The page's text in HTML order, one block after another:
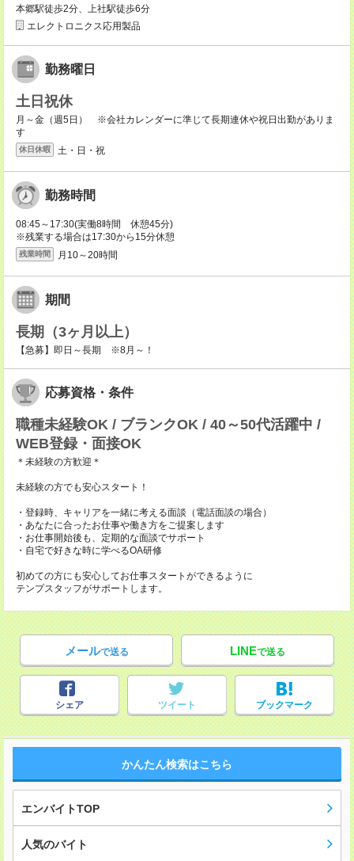
本郷駅徒歩2分、上社駅徒歩6分
エレクトロニクス応用製品
勤務曜日
土日祝休
月～金（週5日） ※会社カレンダーに準じて長期連休や祝日出勤がありま
す
休日休暇 土・日・祝
勤務時間
08:45～17:30(実働8時間 休憩45分)
※残業する場合は17:30から15分休憩
残業時間 月10～20時間
期間
長期（3ヶ月以上）
【急募】即日～長期 ※8月～！
応募資格・条件
職種未経験OK / ブランクOK / 40～50代活躍中 /
WEB登録・面接OK
＊未経験の方歓迎＊
未経験の方でも安心スタート！
・登録時、キャリアを一緒に考える面談（電話面談の場合）
・あなたに合ったお仕事や働き方をご提案します
・お仕事開始後も、定期的な面談でサポート
・自宅で好きな時に学べるOA研修
初めての方にも安心してお仕事スタートができるように
テンプスタッフがサポートします。
メールで送る LINEで送る
シェア ツイート ブックマーク
かんたん検索はこちら
エンバイトTOP
人気のバイト